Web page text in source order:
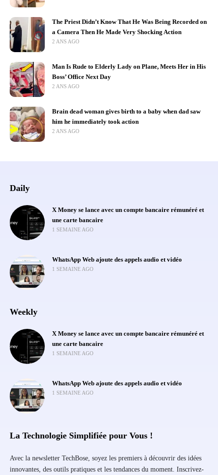
The Priest Didn’t Know That He Was Being Recorded on
a Camera Then He Made Very Shocking Action
2 ANS AGO
Man Is Rude to Elderly Lady on Plane, Meets Her in His
Boss’ Office Next Day
2 ANS AGO
Brain dead woman gives birth to a baby when dad saw
him he immediately took action
2 ANS AGO
Daily
X Money se lance avec un compte bancaire rémunéré et
une carte bancaire
1 SEMAINE AGO
WhatsApp Web ajoute des appels audio et vidéo
1 SEMAINE AGO
Weekly
X Money se lance avec un compte bancaire rémunéré et
une carte bancaire
1 SEMAINE AGO
WhatsApp Web ajoute des appels audio et vidéo
1 SEMAINE AGO
La Technologie Simplifiée pour Vous !
Avec la newsletter TechBose, soyez les premiers à découvrir des idées
innovantes, des outils pratiques et les tendances du moment. Inscrivez-